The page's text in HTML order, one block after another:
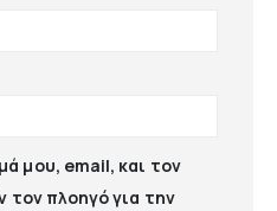
μου, email, και τον
τον πλοηγό για την